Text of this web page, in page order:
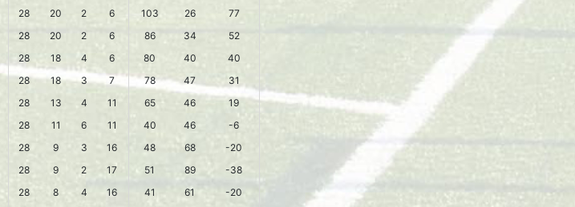
28 20 2 6 103 26
77
28 20 2 6 86 34
52
28 18 4 6 80 40
40
28 18 3 7 78 47
31
28 13 4 11 65 46
19
28 11 6 11 40 46
-6
28 9 3 16 48 68
-20
28 9 2 17 51 89
-38
28 8 4 16 41 61
-20